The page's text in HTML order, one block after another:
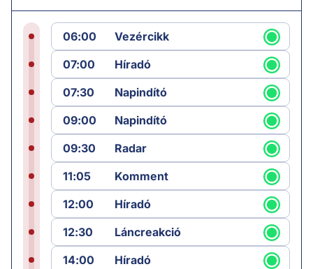
06:00
Vezércikk
07:00
Híradó
07:30
Napindító
09:00
Napindító
09:30
Radar
11:05
Komment
12:00
Híradó
12:30
Láncreakció
14:00
Híradó